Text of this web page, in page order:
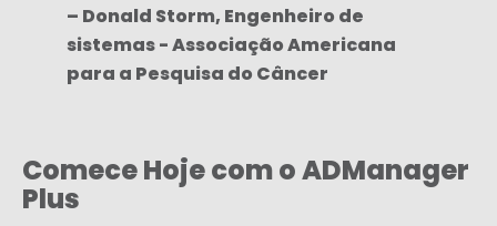
– Donald Storm, Engenheiro de
sistemas - Associação Americana
para a Pesquisa do Câncer
Comece Hoje com o ADManager
Plus